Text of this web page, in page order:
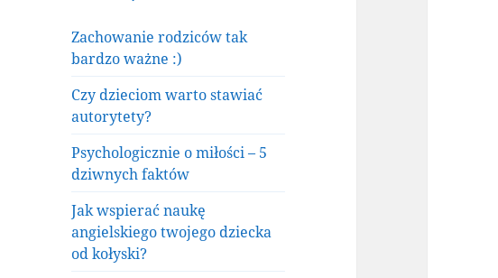
Zachowanie rodziców tak
bardzo ważne :)
Czy dzieciom warto stawiać
autorytety?
Psychologicznie o miłości – 5
dziwnych faktów
Jak wspierać naukę
angielskiego twojego dziecka
od kołyski?